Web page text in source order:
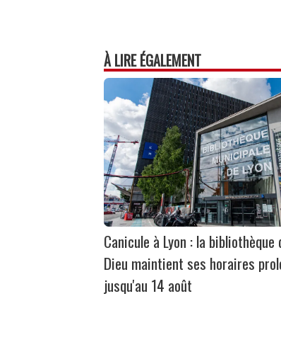
À LIRE ÉGALEMENT
Canicule à Lyon : la
Dieu maintient ses horaires
jusqu'au 14 août